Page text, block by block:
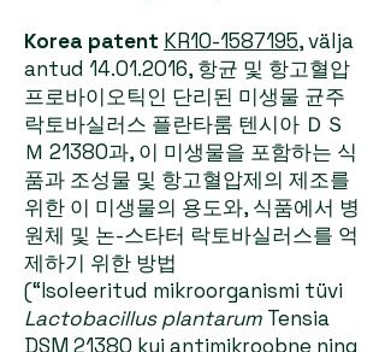
Korea patent KR10-1587195, välja
antud 14.01.2016, 항균 및 항고혈압
프로바이오틱인 단리된 미생물 균주
락토바실러스 플란타룸 텐시아 ＤＳ
Ｍ 21380과, 이 미생물을 포함하는 식
품과 조성물 및 항고혈압제의 제조를
위한 이 미생물의 용도와, 식품에서 병
원체 및 논-스타터 락토바실러스를 억
제하기 위한 방법
(“Isoleeritud mikroorganismi tüvi
Lactobacillus plantarum Tensia
DSM 21380 kui antimikroobne ning